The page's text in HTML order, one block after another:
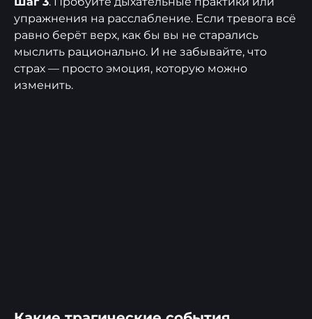
упражнения на расслабление. Если тревога всё
равно берёт верх, как бы вы не старались
мыслить рационально. И не забывайте, что
страх — просто эмоция, которую можно
изменить.